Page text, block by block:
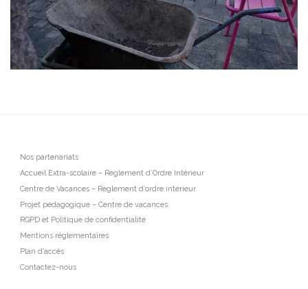
Nos partenariats
Accueil Extra-scolaire – Règlement d’Ordre Intérieur
Centre de Vacances – Règlement d’ordre intérieur
Projet pédagogique – Centre de vacances
RGPD et Politique de confidentialité
Mentions réglementaires
Plan d’accès
Contactez-nous